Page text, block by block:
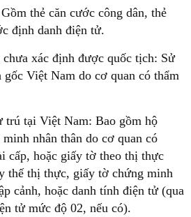
thẻ căn cước công dân, thẻ
định danh điện tử.
xác định được quốc tịch: Sử
gốc Việt Nam do cơ quan có thẩm
tại Việt Nam: Bao gồm hộ
nhân thân do cơ quan có
cấp, hoặc giấy tờ theo thị thực
thế thị thực, giấy tờ chứng minh
cảnh, hoặc danh tính điện tử (qua
tử mức độ 02, nếu có).